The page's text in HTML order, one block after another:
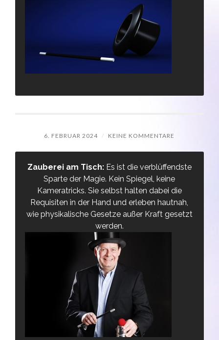
6. FEBRUAR 2024 / KEINE KOMMENTARE
Zauberei am Tisch:Es ist die verblüffendste
Sparte der Magie. Kein Spiegel, keine
Kameratricks. Sie selbst halten dabei die
Requisiten in der Hand und erleben hautnah,
wie physikalische Gesetze außer Kraft gesetzt
werden.